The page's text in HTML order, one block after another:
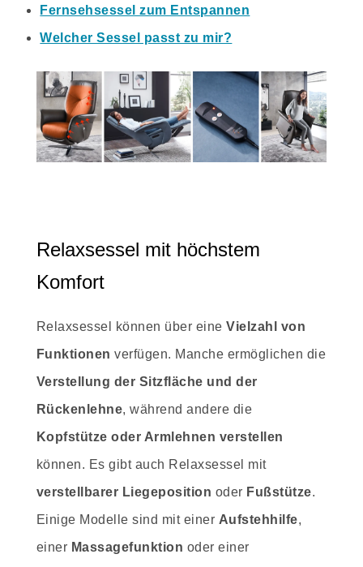
Fernsehsessel zum Entspannen
Welcher Sessel passt zu mir?
Relaxsessel mit höchstem
Komfort
Relaxsessel können über eineVielzahl von
Funktionen verfügen. Manche ermöglichen die
Verstellung der Sitzfläche und der
Rückenlehne, während andere die
Kopfstütze oder Armlehnen verstellen
können. Es gibt auch Relaxsessel mit
verstellbarer Liegeposition oder Fußstütze.
Einige Modelle sind mit einer Aufstehhilfe,
einer Massagefunktion oder einer